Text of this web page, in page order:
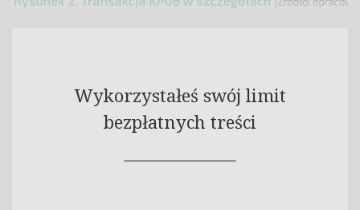
Wykorzystałeś swój limit
bezpłatnych treści